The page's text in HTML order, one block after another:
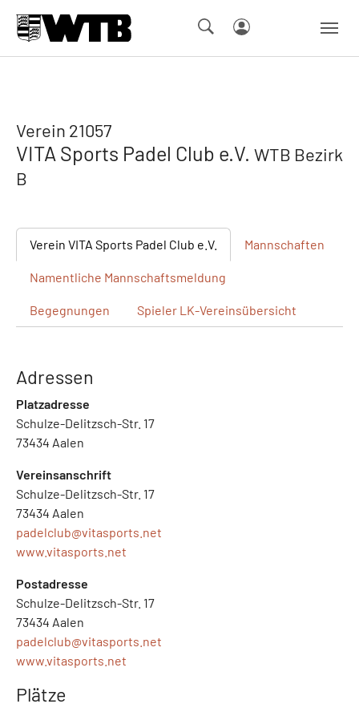
Verein 21057
VITA Sports Padel Club e.V. WTB Bezirk
B
Verein VITA Sports Padel Club e.V. Mannschaften
Namentliche Mannschaftsmeldung
Begegnungen Spieler LK-Vereinsübersicht
Adressen
Platzadresse
Schulze-Delitzsch-Str. 17
73434 Aalen
Vereinsanschrift
Schulze-Delitzsch-Str. 17
73434 Aalen
padelclub@vitasports.net
www.vitasports.net
Postadresse
Schulze-Delitzsch-Str. 17
73434 Aalen
padelclub@vitasports.net
www.vitasports.net
Plätze